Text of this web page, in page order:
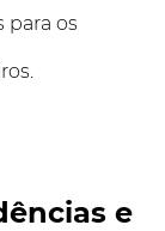
para os
e